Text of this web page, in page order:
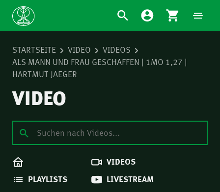
STARTSEITE VIDEO
VIDEOS
ALS MANN UND FRAU GESCHAFFEN | 1MO 1,27 |
HARTMUT JAEGER
VIDEO
VIDEOS
PLAYLISTS
LIVESTREAM